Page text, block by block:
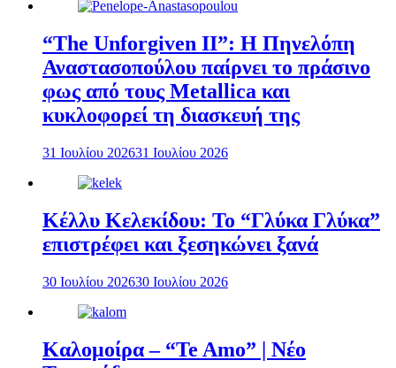
“The Unforgiven II”: Η Πηνελόπη
Αναστασοπούλου παίρνει το πράσινο
φως από τους Metallica και
κυκλοφορεί τη διασκευή της
31 Ιουλίου 202631 Ιουλίου 2026
Κέλλυ Κελεκίδου: Το “Γλύκα Γλύκα”
επιστρέφει και ξεσηκώνει ξανά
30 Ιουλίου 202630 Ιουλίου 2026
Καλομοίρα – “Te Amo” | Νέο